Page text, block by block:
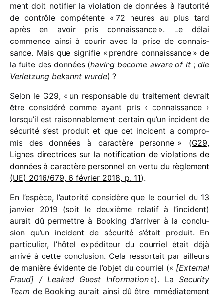
ment doit noti­fier la viola­tion de données à l’au­to­rité
de contrôle compé­tente « 72 heures au plus tard
après en avoir pris connais­sance ». Le délai
commence ainsi à courir avec la prise de connais­
sance. Mais que signi­fie « prendre connais­sance » de
la fuite des données (having become aware of it ; die
Verletzung bekannt wurde) ?
Selon le G29, « un respon­sable du trai­te­ment devrait
être consi­déré comme ayant pris ‹ connais­sance ›
lorsqu’il est raison­na­ble­ment certain qu’un inci­dent de
sécu­rité s’est produit et que cet inci­dent a compro­
mis des données à carac­tère person­nel » (G29,
Lignes direc­trices sur la noti­fi­ca­tion de viola­tions de
données à carac­tère person­nel en vertu du règle­ment
(UE) 2016/​679, 6 février 2018, p. 11).
En l’espèce, l’autorité consi­dère que le cour­riel du 13
janvier 2019 (soit le deuxième rela­tif à l’incident)
aurait dû permettre à Booking d’arriver à la conclu­
sion qu’un inci­dent de sécu­rité s’était produit. En
parti­cu­lier, l’hôtel expé­di­teur du cour­riel était déjà
arrivé à cette conclu­sion. Cela ressor­tait par ailleurs
de manière évidente de l’objet du cour­riel (« [External
Fraud] /​ Leaked Guest Information »). La Security
Team de Booking aurait ainsi dû être immé­dia­te­ment